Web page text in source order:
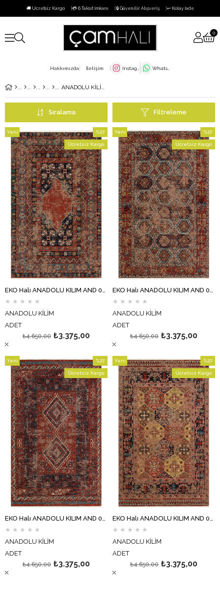
🚚 Ücretsiz Kargo 💳 6 Taksit İmkanı 🔒 Güvenilir Alışveriş ↩️ Kolay İade
0
Hakkımızda İletişim
ANADOLU KİLİM
Filtreleme
Sıralama
★ ★ ★ ★ ★
ANADOLU KİLİM
ADET
₺3.375,00
₺4.650,00
%27
İndirim
%27İndirim
Ücretsiz Kargo
Yeni
Ürün
★ ★ ★ ★ ★
ANADOLU KİLİM
ADET
₺3.375,00
₺4.650,00
%27
İndirim
Ücretsiz Kargo
Yeni
Ürün
EKO Halı ANADOLU KILIM AND 02 MULTY Anadolu Antik Desenli Yıkanabilir Kaymaz Tabanlı Etnik Kilim
★ ★ ★ ★ ★
ANADOLU KİLİM
ADET
₺3.375,00
₺4.650,00
%27
İndirim
%27İndirim
Ücretsiz Kargo
Yeni
Ürün
EKO Halı ANADOLU KILIM AND 01 MULTY Anadolu Antik Desenli Yıkanabilir Kaymaz Tabanlı Etnik Kilim
★ ★ ★ ★ ★
ANADOLU KİLİM
ADET
₺3.375,00
₺4.650,00
%27
İndirim
Ücretsiz Kargo
Yeni
Ürün